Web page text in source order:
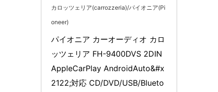
カロッツェリア(carrozzeria)/パイオニア(Pi
oneer)
パイオニア カーオーディオ カロ
ッツェリア FH-9400DVS 2DIN
AppleCarPlay AndroidAuto&#x
2122;対応 CD/DVD/USB/Blueto